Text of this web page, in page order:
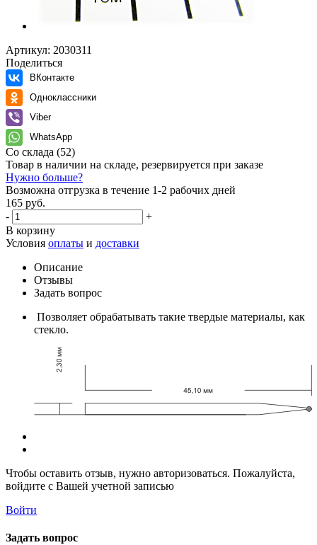
Артикул: 2030311
Поделиться
ВКонтакте
Одноклассники
Viber
WhatsApp
Со склада (52)
Товар в наличии на складе, резервируется при заказе
Нужно больше?
Возможна отгрузка в течение 1-2 рабочих дней
165 руб.
-
+
В корзину
Условия оплаты и доставки
Описание
Отзывы
Задать вопрос
Позволяет обрабатывать такие твердые материалы, как
стекло.
Чтобы оставить отзыв, нужно авторизоваться. Пожалуйста,
войдите с Вашей учетной записью
Войти
Задать вопрос